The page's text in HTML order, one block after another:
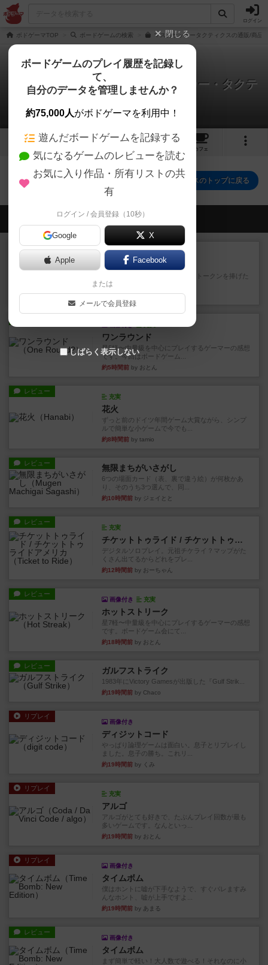
ログイン
ボドゲーマTOP ボードゲームの検索 マス目サッカータクティクスの通販/商品
現実(リアル)に迫れ！マス目サッカー・タクテ
ィクス
0件の動画
17
カフェ
現実(リアル)に迫れ！マス目サッカー・タクティクスのトップに戻る
会員の新しい投稿
レビュー
宵と暁の呪文書
4/5点呪文を修得したり使い魔にトークンを捧げた
りして得点を増やしてい...
約1時間前by ワタル
ワンラウンド
星5軽〜中量級を中心にプレイするゲーマーの感想
です。今回はボードゲーム...
約5時間前 by おとん
レビュー
充実
花火
ずっと前のドイツ年間ゲーム大賞ながら、シンプ
ルで簡単な小ゲームで今でも...
約8時間前 by tamio
レビュー 無限まちがいさがし
6つの場面カード（表、裏で違う絵）が何枚かあ
り、そのうち3つ選んで、同...
約10時間前 by ジェイとと
レビュー
充実
チケットトゥライド / チケットトゥライドアメリカ
デジタルソロプレイ。元祖チケライ？マップがた
くさん出てるからどれをプレ...
約12時間前 by おーちゃん
レビュー
画像付き 充実
ホットストリーク
星7軽〜中量級を中心にプレイするゲーマーの感想
です。ボードゲーム会にて...
約18時間前 by おとん
レビュー ガルフストライク
1983年にVictory Gamesが出版した『Gulf Strik...
約19時間前 by Chaco
リプレイ
画像付き
ディジットコード
やっぱり論理ゲームは面白い。息子とリプレイし
ました。息子の勝ち。これリ...
約19時間前 by くみ
リプレイ
充実
アルゴ
アルゴがとても好きで、たぶんプレイ回数が最も
多いゲームです。なんといっ...
約19時間前 by おとん
リプレイ
画像付き
タイムボム
僕はホントに嘘が下手なようで、すぐバレますみ
んなホント、嘘が上手ですよ...
約19時間前 by あまる
レビュー
画像付き
タイムボム
まず簡単で軽い！大人数で遊べる！それなのに小
閉じる
ボードゲームのプレイ履歴を記録し
て、
自分のデータを管理しませんか？
約75,000人がボドゲーマを利用中！
遊んだボードゲームを記録する
気になるゲームのレビューを読む
お気に入り作品・所有リストの共
有
ログイン / 会員登録（10秒）
Google X
Apple Facebook
または
メールで会員登録
しばらく表示しない